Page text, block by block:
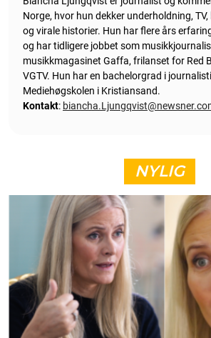
Norge, hvor hun dekker underholdning,
og virale historier. Hun har flere års
og har tidligere jobbet som
musikkmagasinet Gaffa, frilanset for Red
VGTV. Hun har en bachelorgrad i
Mediehøgskolen i Kristiansand.
Kontakt:
NYLIG